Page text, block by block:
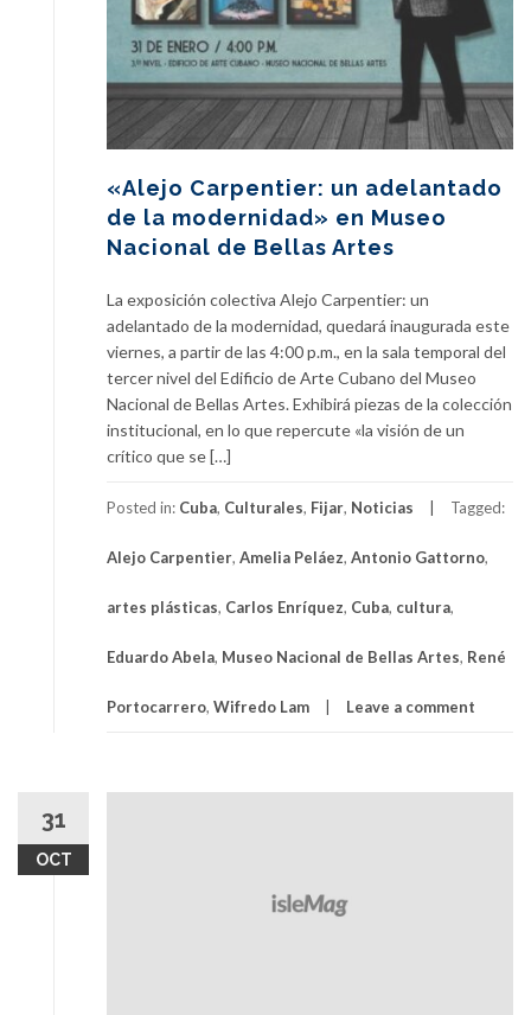
«Alejo Carpentier: un adelantado
de la modernidad» en Museo
Nacional de Bellas Artes
La exposición colectiva Alejo Carpentier: un
adelantado de la modernidad, quedará inaugurada este
viernes, a partir de las 4:00 p.m., en la sala temporal del
tercer nivel del Edificio de Arte Cubano del Museo
Nacional de Bellas Artes. Exhibirá piezas de la colección
institucional, en lo que repercute «la visión de un
crítico que se […]
Posted in: Cuba, Culturales, Fijar, Noticias Tagged:
Alejo Carpentier, Amelia Peláez, Antonio Gattorno,
artes plásticas, Carlos Enríquez, Cuba, cultura,
Eduardo Abela, Museo Nacional de Bellas Artes, René
Portocarrero, Wifredo Lam Leave a comment
31
OCT